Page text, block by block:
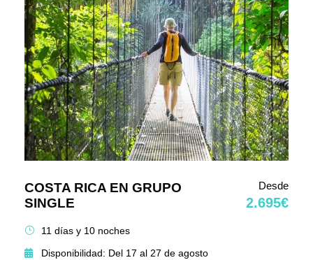
COSTA RICA EN GRUPO
SINGLE
Desde
2.695€
11 días y 10 noches
Disponibilidad: Del 17 al 27 de agosto